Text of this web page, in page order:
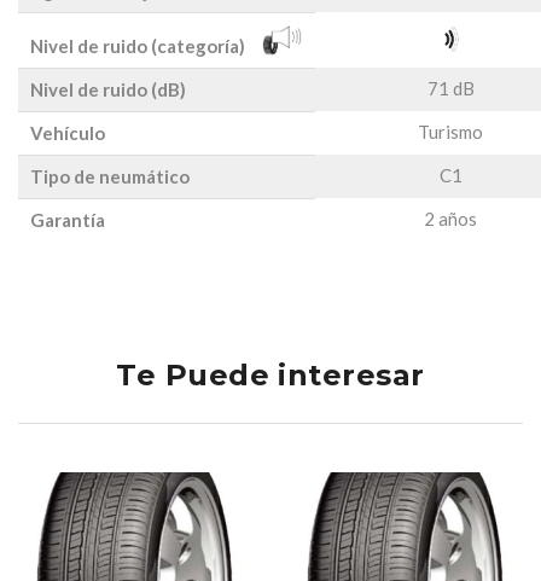
Nivel de ruido (categoría)
Nivel de ruido (dB)
71 dB
Vehículo Turismo
Tipo de neumático C1
Garantía 2 años
Te Puede interesar